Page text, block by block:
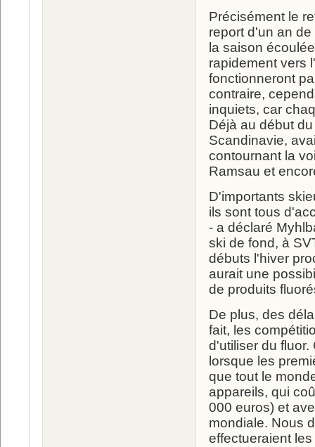
Précisément le
report d'un an
la saison
rapidement vers
fonctionneront
contraire,
inquiets, car
Déjà au début
Scandinavie,
contournant la
Ramsau et
D'importants
ils sont tous
- a déclaré
ski de fond, à
débuts l'hiver
aurait une
de produits
De plus, des
fait, les
d'utiliser du
lorsque les
que tout le
appareils, qui
000 euros) et
mondiale. Nous
effectueraient